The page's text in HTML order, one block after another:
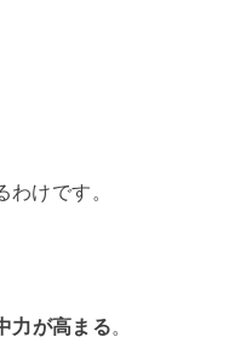
けです。
力が高まる。